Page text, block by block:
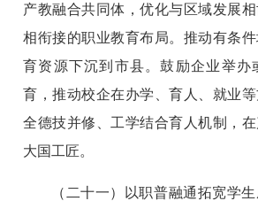
产教融合共同体，优化与区域发展
相衔接的职业教育布局。推动有条
育资源下沉到市县。鼓励企业举办
育，推动校企在办学、育人、就业
全德技并修、工学结合育人机制，
大国工匠。
（二十一）以职普融通拓宽学